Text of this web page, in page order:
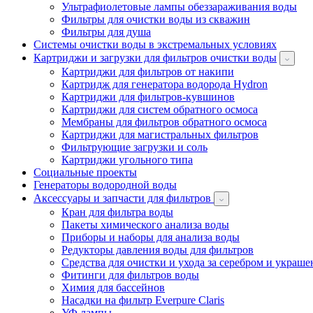
Ультрафиолетовые лампы обеззараживания воды
Фильтры для очистки воды из скважин
Фильтры для душа
Системы очистки воды в экстремальных условиях
Картриджи и загрузки для фильтров очистки воды
Картриджи для фильтров от накипи
Картридж для генератора водорода Hydron
Картриджи для фильтров-кувшинов
Картриджи для систем обратного осмоса
Мембраны для фильтров обратного осмоса
Картриджи для магистральных фильтров
Фильтрующие загрузки и соль
Картриджи угольного типа
Социальные проекты
Генераторы водородной воды
Аксессуары и запчасти для фильтров
Кран для фильтра воды
Пакеты химического анализа воды
Приборы и наборы для анализа воды
Редукторы давления воды для фильтров
Средства для очистки и ухода за серебром и
Фитинги для фильтров воды
Химия для бассейнов
Насадки на фильтр Everpure Claris